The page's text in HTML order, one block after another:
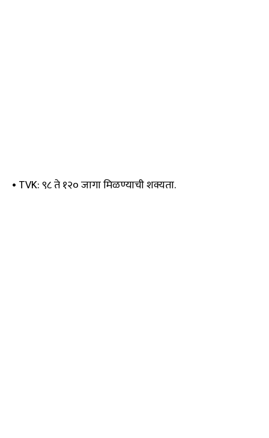
• TVK: ९८ ते १२० जागा मिळण्याची शक्यता.